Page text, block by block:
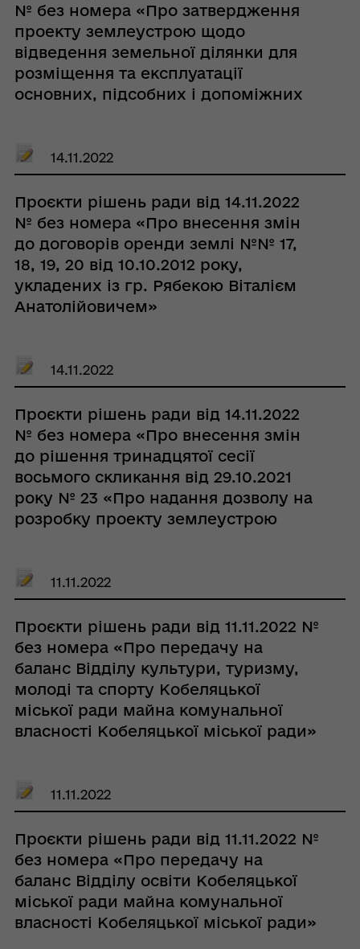
№ без номера «Про затвердження
проекту землеустрою щодо
відведення земельної ділянки для
розміщення та експлуатації
основних, підсобних і допоміжних
розподілення газу, постачання пари
та гарячої води, збирання, очищення
та розподілення води) з подальшою
передачею в постійне користування
земельної ділянки ККП «Водоканал
плюс»»
14.11.2022
Проєкти рішень ради від 14.11.2022
№ без номера «Про внесення змін
до договорів оренди землі №№ 17,
18, 19, 20 від 10.10.2012 року,
укладених із гр. Рябекою Віталієм
Анатолійовичем»
14.11.2022
Проєкти рішень ради від 14.11.2022
№ без номера «Про внесення змін
до рішення тринадцятої сесії
восьмого скликання від 29.10.2021
року № 23 «Про надання дозволу на
розробку проекту землеустрою
ради гр. Нечті Вірі Іванівні»»
11.11.2022
Проєкти рішень ради від 11.11.2022 №
без номера «Про передачу на
баланс Відділу культури, туризму,
молоді та спорту Кобеляцької
міської ради майна комунальної
власності Кобеляцької міської ради»
11.11.2022
Проєкти рішень ради від 11.11.2022 №
без номера «Про передачу на
баланс Відділу освіти Кобеляцької
міської ради майна комунальної
власності Кобеляцької міської ради»